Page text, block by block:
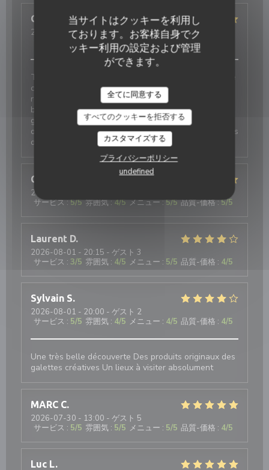
当サイトはクッキーを利用し
ております。お客様自身でク
ッキー利用の設定および管理
ができます。
全てに同意する
すべてのクッキーを拒否する
カスタマイズする
プライバシーポリシー
undefined
Guillaume D
2026-08-04- 12:45 - ゲスト 5
4/5 雰囲気:5/5 メニュー:5/5 品質-価格
Très bonne découverte pour un repas en famille. Une
crêperie de gamme supérieure aux autres offres de
restauration de la région. Une carte qui révèle
beaucoup de créativité, et une cave à cidres d’une
grande diversité. Les jus et softs sont délicieux et
originaux. Nous reviendrons pour tester D’autres plats
de la carte.
Christiane
2026-08-04
サービス:5/5 雰囲気:4/5 メニュー:5/5 品質-価格:5/5
Laurent D
2026-08-01 - 20:15 - ゲスト 3
サービス : 3/5 雰囲気 : 4/5 メニュー : 5/5 品質-価格 : 4/5
Sylvain S
2026-08-01 - 20:00 - ゲスト 2
サービス : 5/5 雰囲気 : 4/5 メニュー : 4/5 品質-価格 : 4/5
Une très belle découverte Des produits originaux des
galettes créatives Un lieux à visiter absolument
MARC C
2026-07-30 - 13:00 - ゲスト 5
サービス : 5/5 雰囲気 : 5/5 メニュー : 5/5 品質-価格 : 4/5
Luc L